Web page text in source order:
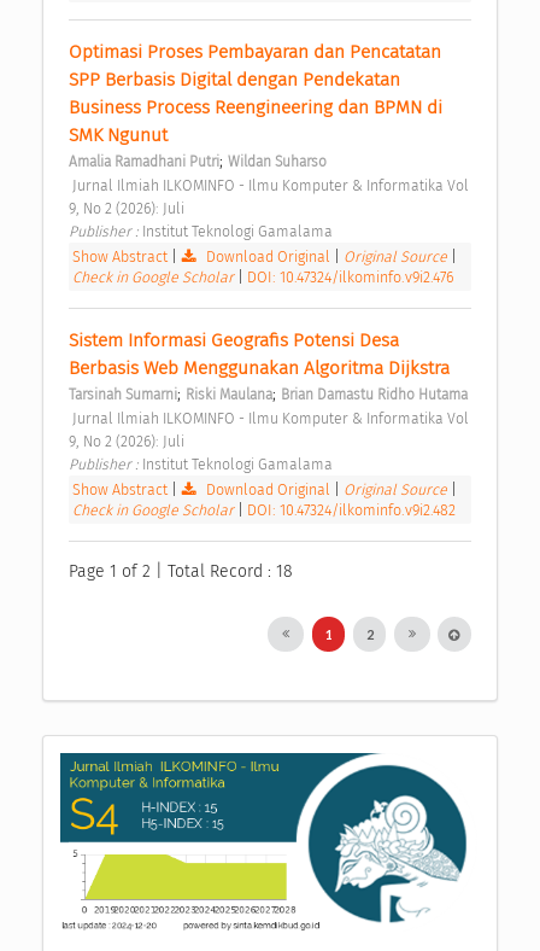
Optimasi Proses Pembayaran dan Pencatatan
SPP Berbasis Digital dengan Pendekatan
Business Process Reengineering dan BPMN di
SMK Ngunut
Amalia Ramadhani Putri; Wildan Suharso
9, No 2 (2026): Juli
Publisher : Institut Teknologi Gamalama
Show Abstract| Download Original Original Source
Check in Google Scholar
DOI: 10.47324/ilkominfo.v9i2.476
Sistem Informasi Geografis Potensi Desa
Berbasis Web Menggunakan Algoritma Dijkstra
Tarsinah Sumarni; Riski Maulana; Brian Damastu Ridho Hutama
9, No 2 (2026): Juli
Publisher : Institut Teknologi Gamalama
Show Abstract| Download Original Original Source
Check in Google Scholar
DOI: 10.47324/ilkominfo.v9i2.482
Page 1 of 2 | Total Record : 18
1 2